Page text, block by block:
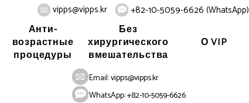
vipps@vipps.kr +82-10-5059-6626 (WhatsApp)
Анти-
возрастные
процедуры
Без
хирургического
вмешательства
О VIP
Email:vipps@vipps.kr
WhatsApp: +82-10-5059-6626